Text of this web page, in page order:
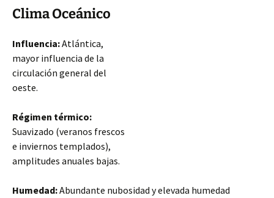
Clima Oceánico
Influencia:Atlántica,
mayor influencia de la
circulación general del
oeste.
Régimen térmico:
Suavizado (veranos frescos
e inviernos templados),
amplitudes anuales bajas.
Humedad:Abundante nubosidad y elevada humedad